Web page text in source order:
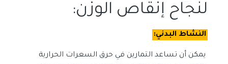
لنجاح إنقاص الوزن:
النشاط البدني:
يمكن أن تساعد التمارين في حرق السعرات الحرارية